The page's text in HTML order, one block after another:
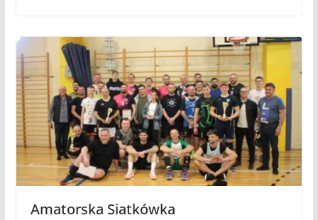
Amatorska Siatkówka